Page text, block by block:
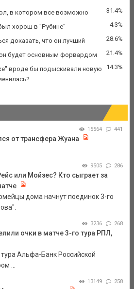
в котором все возможно 31.4%
хорош в "Рубине" 4.3%
доказать, что он лучший 28.6%
будет основным форвардом 21.4%
вроде бы подыскивали новую
14.3%
15564 441
от трансфера Жуана
9505 286
или Мойзес? Кто сыграет за
дома начнут поединок 3-го
3236 268
очки в матче 3-го тура РПЛ,
Альфа-Банк Российской
...
13149 258